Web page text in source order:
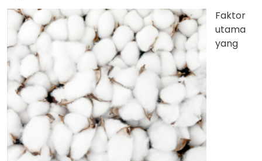
Faktor
utama
yang